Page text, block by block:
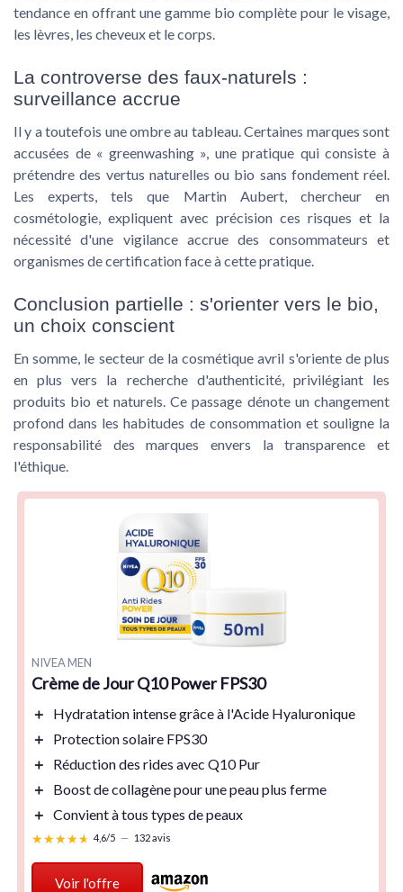
tendance en offrant une gamme bio complète pour le visage,
les lèvres, les cheveux et le corps.
La controverse des faux-naturels :
surveillance accrue
Il y a toutefois une ombre au tableau. Certaines marques sont
accusées de « greenwashing », une pratique qui consiste à
prétendre des vertus naturelles ou bio sans fondement réel.
Les experts, tels que Martin Aubert, chercheur en
cosmétologie, expliquent avec précision ces risques et la
nécessité d'une vigilance accrue des consommateurs et
organismes de certification face à cette pratique.
Conclusion partielle : s'orienter vers le bio,
un choix conscient
En somme, le secteur de la cosmétique avril s'oriente de plus
en plus vers la recherche d'authenticité, privilégiant les
produits bio et naturels. Ce passage dénote un changement
profond dans les habitudes de consommation et souligne la
responsabilité des marques envers la transparence et
l'éthique.
NIVEA MEN
Crème de Jour Q10 Power FPS30
＋ Hydratation intense grâce à l'Acide Hyaluronique
＋
Protection solaire FPS30
＋
Réduction des rides avec Q10 Pur
＋
Boost de collagènepour une peau plus ferme
＋ Convient à tous types de peaux
★★★★★
★★★★★ 4,6/5 — 132 avis
Voir l'offre